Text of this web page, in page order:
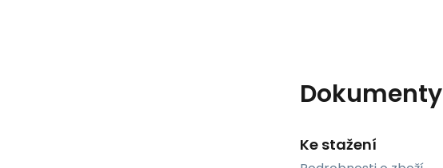
Dokumenty
Ke stažení